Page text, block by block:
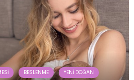
BESLENME YENI DOĞAN